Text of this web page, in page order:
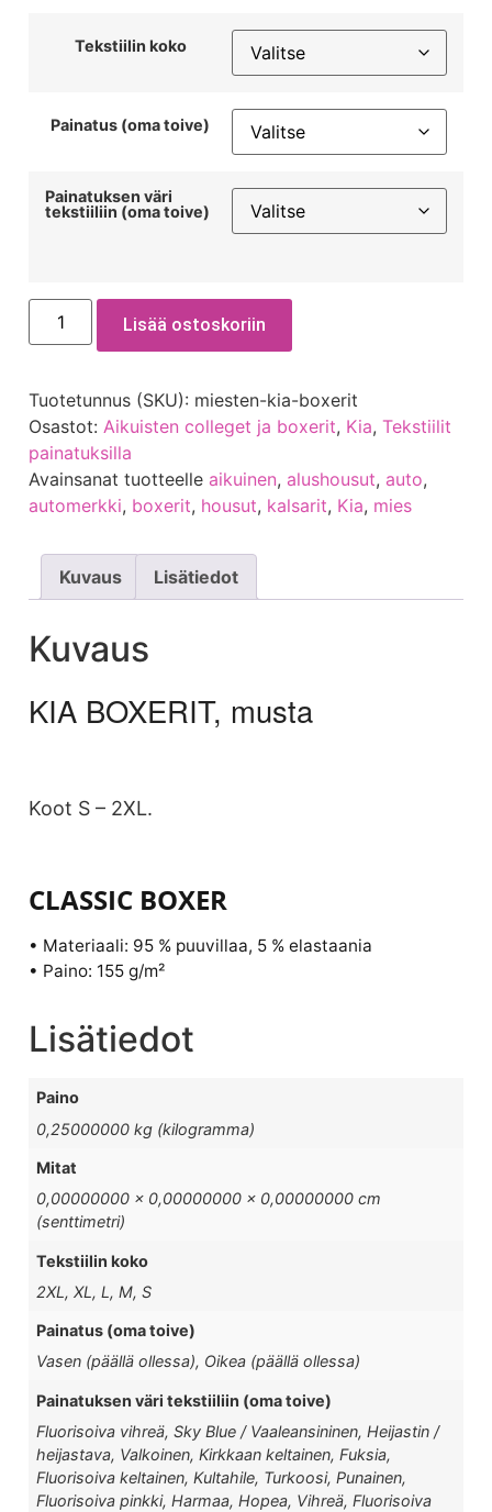
Tekstiilin koko
Painatus (oma toive)
Painatuksen väri
tekstiiliin (oma toive)
Lisää ostoskoriin
Tuotetunnus (SKU): miesten-kia-boxerit
Osastot: Aikuisten colleget ja boxerit, Kia, Tekstiilit
painatuksilla
Avainsanat tuotteelle aikuinen, alushousut, auto,
automerkki, boxerit, housut, kalsarit, Kia, mies
Kuvaus Lisätiedot
Kuvaus
KIA BOXERIT, musta
Koot S – 2XL.
CLASSIC BOXER
• Materiaali: 95 % puuvillaa, 5 % elastaania
• Paino: 155 g/m²
Lisätiedot
Paino
0,25000000 kg (kilogramma)
Mitat
0,00000000 × 0,00000000 × 0,00000000 cm
(senttimetri)
Tekstiilin koko
2XL, XL, L, M, S
Painatus (oma toive)
Vasen (päällä ollessa), Oikea (päällä ollessa)
Painatuksen väri tekstiiliin (oma toive)
Fluorisoiva vihreä, Sky Blue / Vaaleansininen, Heijastin /
heijastava, Valkoinen, Kirkkaan keltainen, Fuksia,
Fluorisoiva keltainen, Kultahile, Turkoosi, Punainen,
Fluorisoiva pinkki, Harmaa, Hopea, Vihreä, Fluorisoiva